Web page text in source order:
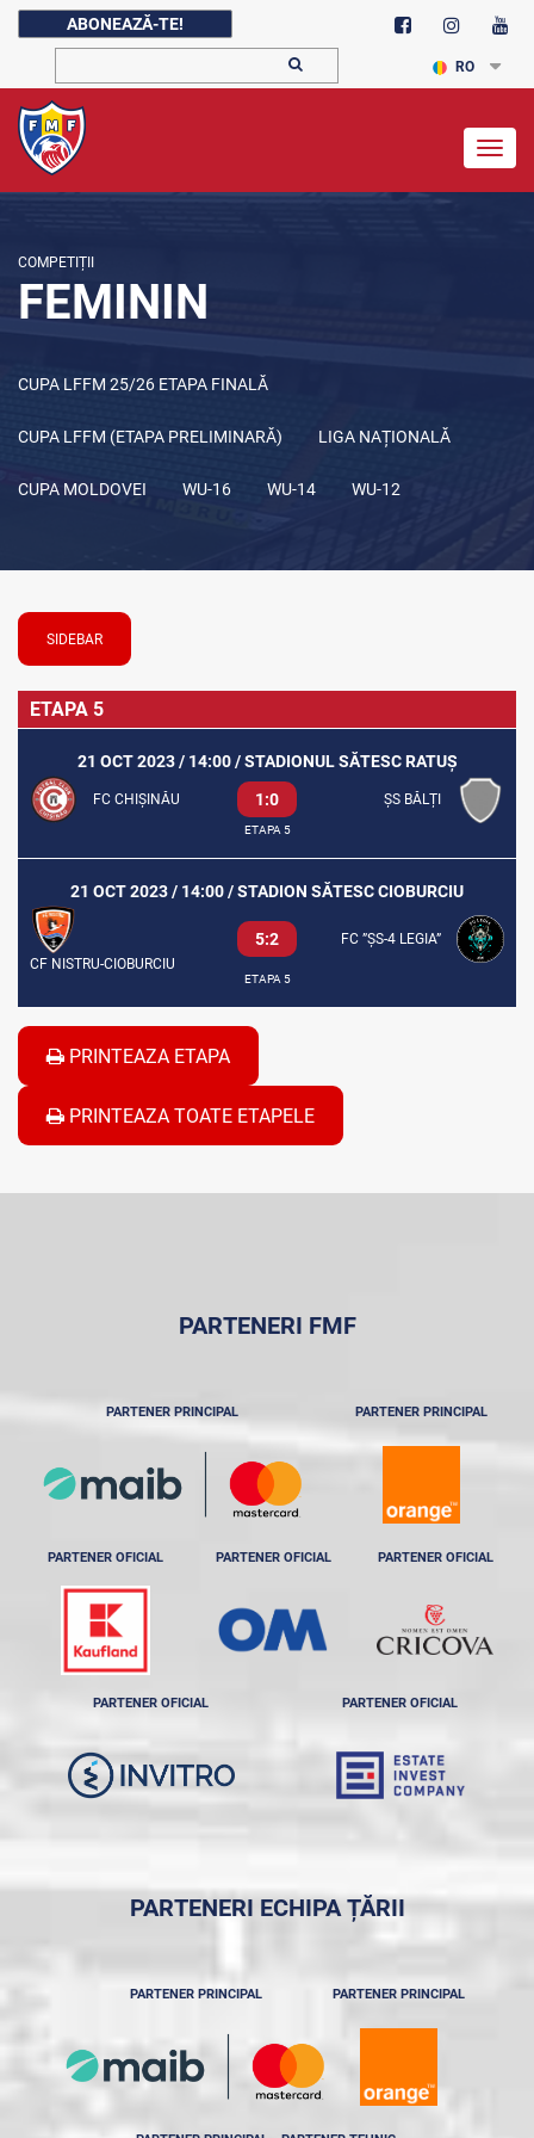
ABONEAZĂ-TE!
RO
COMPETIȚII
FEMININ
CUPA LFFM 25/26 ETAPA FINALĂ
CUPA LFFM (ETAPA PRELIMINARĂ) LIGA NAȚIONALĂ
CUPA MOLDOVEI WU-16 WU-14 WU-12
SIDEBAR
ETAPA 5
21 OCT 2023 / 14:00 / STADIONUL SĂTESC RATUȘ
FC CHIȘINĂU 1:0 ȘS BĂLȚI
ETAPA 5
21 OCT 2023 / 14:00 / STADION SĂTESC CIOBURCIU
CF NISTRU-CIOBURCIU
5:2 FC ”ȘS-4 LEGIA”
ETAPA 5
PRINTEAZA ETAPA
PRINTEAZA TOATE ETAPELE
PARTENERI FMF
PARTENER PRINCIPAL PARTENER PRINCIPAL
PARTENER OFICIAL PARTENER OFICIAL PARTENER OFICIAL
PARTENER OFICIAL PARTENER OFICIAL
PARTENERI ECHIPA ȚĂRII
PARTENER PRINCIPAL PARTENER PRINCIPAL